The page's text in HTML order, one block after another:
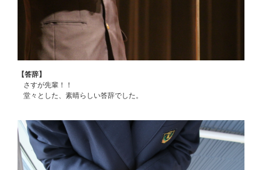
【答辞】
さすが先輩！！
堂々とした、素晴らしい答辞でした。